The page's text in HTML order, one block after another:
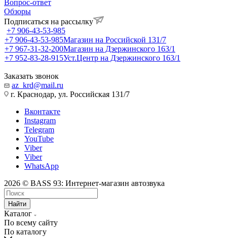
Вопрос-ответ
Обзоры
Подписаться на рассылку
+7 906-43-53-985
+7 906-43-53-985Магазин на Российской 131/7
+7 967-31-32-200Магазин на Дзержинского 163/1
+7 952-83-28-915Уст.Центр на Дзержинского 163/1
Заказать звонок
az_krd@mail.ru
г. Краснодар, ул. Российская 131/7
Вконтакте
Instagram
Telegram
YouTube
Viber
Viber
WhatsApp
2026 © BASS 93: Интернет-магазин автозвука
Найти
Каталог
По всему сайту
По каталогу